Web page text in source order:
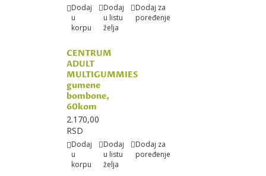
Dodaj
u
korpu
Dodaj
u listu
želja
Dodaj za
poređenje
CENTRUM
ADULT
MULTIGUMMIES
gumene
bombone,
60kom
2.170,00
RSD
Dodaj
u
korpu
Dodaj
u listu
želja
Dodaj za
poređenje